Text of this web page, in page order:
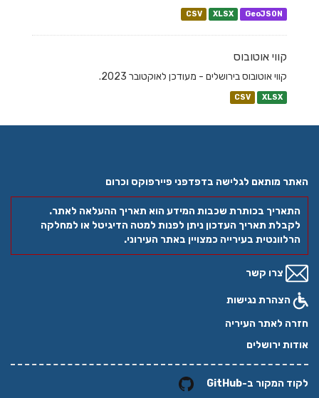
CSV XLSX GeoJSON
קווי אוטובוס
קווי אוטובוס בירושלים - מעודכן לאוקטובר 2023.
CSV XLSX
האתר מותאם לגלישה בדפדפני פיירפוקס וכרום
התאריך בכותרת שכבות המידע הוא תאריך ההעלאה לאתר.
לקבלת תאריך העדכון ניתן לפנות למטה הדיגיטל או למחלקה
הרלוונטית בעירייה כמצויין באתר העירוני.
צרו קשר
הצהרת נגישות
חזרה לאתר העיריה
אודות ירושלים
לקוד המקור ב-GitHub